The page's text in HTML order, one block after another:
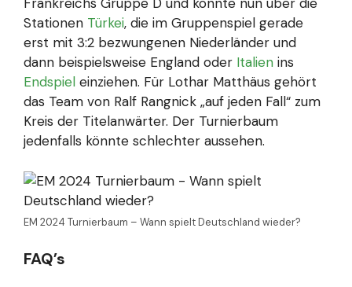
Stationen Türkei, die im Gruppenspiel gerade
erst mit 3:2 bezwungenen Niederländer und
dann beispielsweise England oder Italien ins
Endspiel einziehen. Für Lothar Matthäus gehört
das Team von Ralf Rangnick „auf jeden Fall“ zum
Kreis der Titelanwärter. Der Turnierbaum
jedenfalls könnte schlechter aussehen.
EM 2024 Turnierbaum – Wann spielt Deutschland wieder?
FAQ’s